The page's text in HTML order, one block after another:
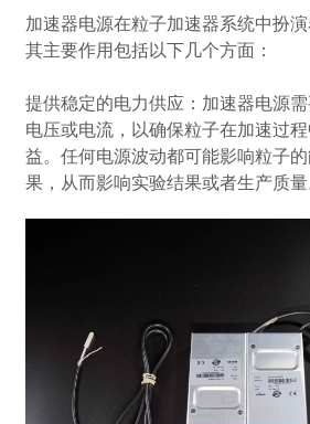
加速器电源在粒子加速器系统中扮演
其主要作用包括以下几个方面：
提供稳定的电力供应：加速器电源
电压或电流，以确保粒子在加速过
益。任何电源波动都可能影响粒子
果，从而影响实验结果或者生产质量